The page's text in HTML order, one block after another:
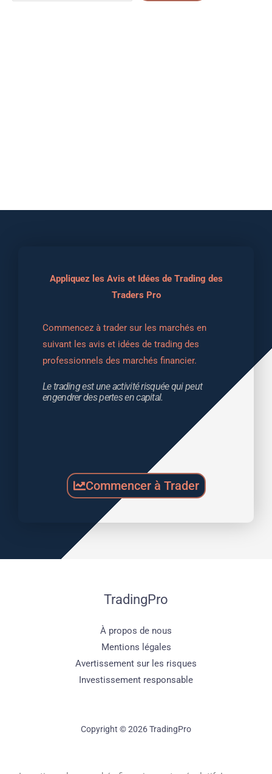
Appliquez les Avis et Idées de Trading des
Traders Pro
Commencez à trader sur les marchés en
suivant les avis et idées de trading des
professionnels des marchés financier.
Le trading est une activité risquée qui peut
engendrer des pertes en capital.
Commencer à Trader
TradingPro
À propos de nous
Mentions légales
Avertissement sur les risques
Investissement responsable
Copyright © 2026 TradingPro